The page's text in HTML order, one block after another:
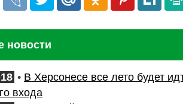
новости
• В Херсонесе все лето будет
входа